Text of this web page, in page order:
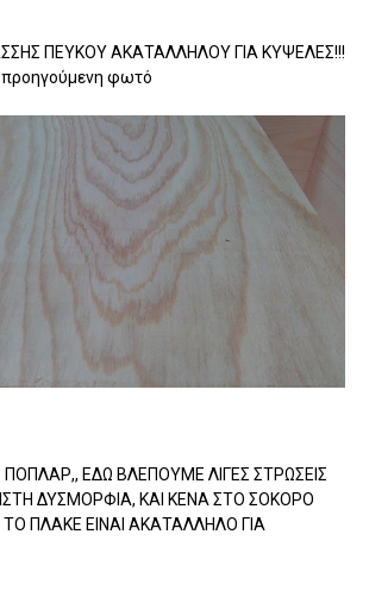
ΠΕΥΚΟΥ ΑΚΑΤΑΛΛΗΛΟΥ ΓΙΑ ΚΥΨΕΛΕΣ!!!
προηγούμενη φωτό
ΕΔΩ ΒΛΕΠΟΥΜΕ ΛΙΓΕΣ ΣΤΡΩΣΕΙΣ
ΔΥΣΜΟΡΦΙΑ, ΚΑΙ ΚΕΝΑ ΣΤΟ ΣΟΚΟΡΟ
ΠΛΑΚΕ ΕΙΝΑΙ ΑΚΑΤΑΛΛΗΛΟ ΓΙΑ